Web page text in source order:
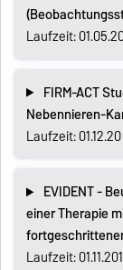
Laufzeit:
FIRM-ACT
Nebennieren-
Laufzeit:
EVIDENT -
einer Therapie
Laufzeit: